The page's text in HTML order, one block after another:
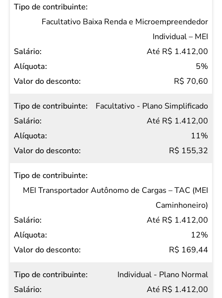
Tipo de
contribuinte
Alíquota
Valor do
desconto
Facultativo Baixa Renda e Microempreendedor
Individual – MEI
Até R$ 1.412,00
5%
R$ 70,60
Facultativo - Plano Simplificado
Até R$ 1.412,00
11%
R$ 155,32
MEI Transportador Autônomo de Cargas – TAC (MEI
Caminhoneiro)
Até R$ 1.412,00
12%
R$ 169,44
Individual - Plano Normal
Até R$ 1.412,00